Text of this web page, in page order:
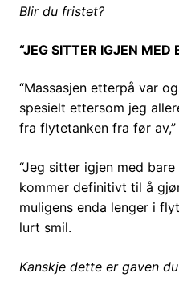
Blir du fristet?
“JEG SITTER IGJEN MED
“Massasjen etterpå var
spesielt ettersom jeg
fra flytetanken fra før
“Jeg sitter igjen med
kommer definitivt til å
muligens enda lenger i
lurt smil.
Kanskje dette er gaven